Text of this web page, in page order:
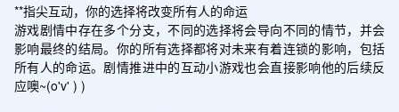
**指尖互动，你的选择将改变所有人的命运
游戏剧情中存在多个分支，不同的选择将会导向不同的情节，并会
影响最终的结局。你的所有选择都将对未来有着连锁的影响，包括
所有人的命运。剧情推进中的互动小游戏也会直接影响他的后续反
应噢~(o'v' ) )